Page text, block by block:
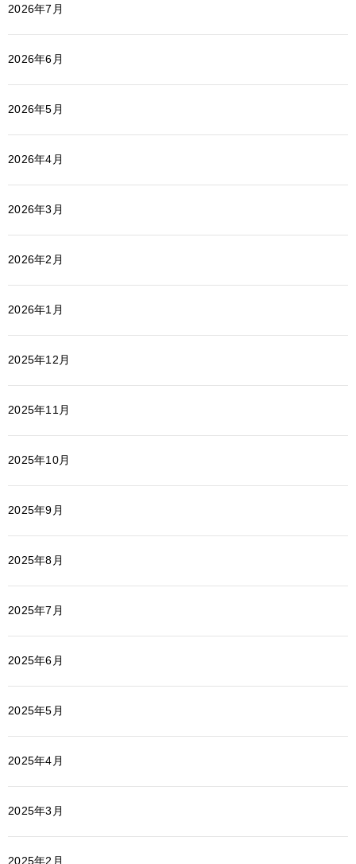
2026年7月
2026年6月
2026年5月
2026年4月
2026年3月
2026年2月
2026年1月
2025年12月
2025年11月
2025年10月
2025年9月
2025年8月
2025年7月
2025年6月
2025年5月
2025年4月
2025年3月
2025年2月